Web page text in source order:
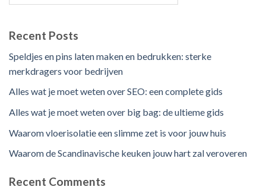
Recent Posts
Speldjes en pins laten maken en bedrukken: sterke
merkdragers voor bedrijven
Alles wat je moet weten over SEO: een complete gids
Alles wat je moet weten over big bag: de ultieme gids
Waarom vloerisolatie een slimme zet is voor jouw huis
Waarom de Scandinavische keuken jouw hart zal veroveren
Recent Comments